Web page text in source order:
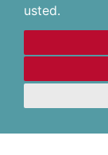
usted.